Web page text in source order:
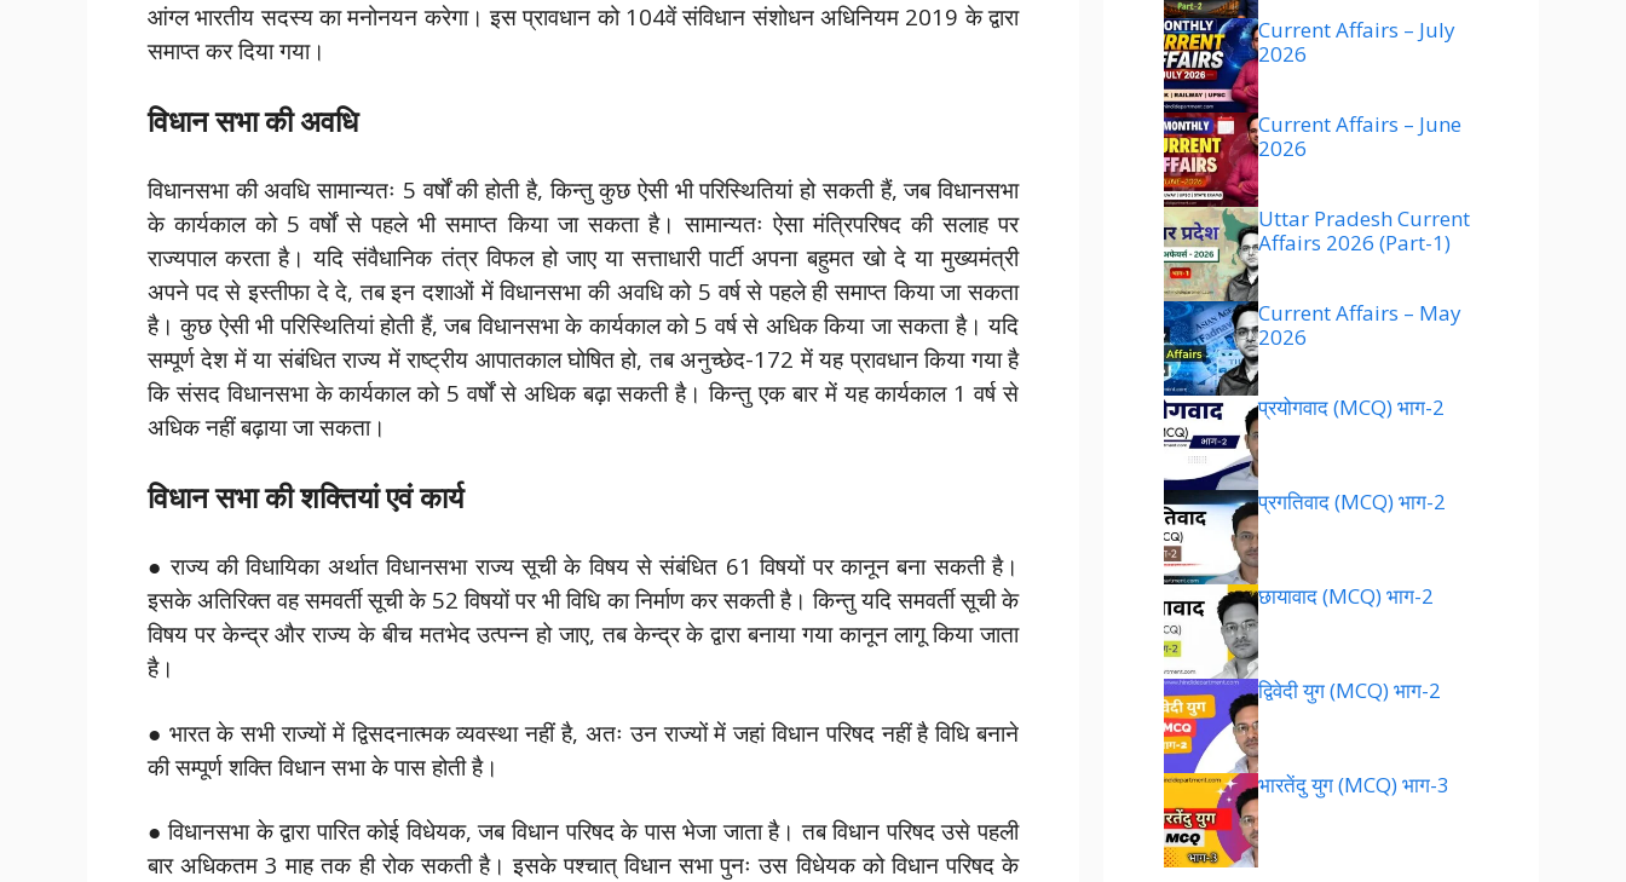
आंग्ल भारतीय सदस्य का मनोनयन करेगा। इस प्रावधान को 104वें संविधान संशोधन अधिनियम 2019 के द्वारा
समाप्त कर दिया गया।
विधान सभा की अवधि
विधानसभा की अवधि सामान्यतः 5 वर्षों की होती है, किन्तु कुछ ऐसी भी परिस्थितियां हो सकती हैं, जब विधानसभा
के कार्यकाल को 5 वर्षों से पहले भी समाप्त किया जा सकता है। सामान्यतः ऐसा मंत्रिपरिषद की सलाह पर
राज्यपाल करता है। यदि संवैधानिक तंत्र विफल हो जाए या सत्ताधारी पार्टी अपना बहुमत खो दे या मुख्यमंत्री
अपने पद से इस्तीफा दे दे, तब इन दशाओं में विधानसभा की अवधि को 5 वर्ष से पहले ही समाप्त किया जा सकता
है। कुछ ऐसी भी परिस्थितियां होती हैं, जब विधानसभा के कार्यकाल को 5 वर्ष से अधिक किया जा सकता है। यदि
सम्पूर्ण देश में या संबंधित राज्य में राष्ट्रीय आपातकाल घोषित हो, तब अनुच्छेद-172 में यह प्रावधान किया गया है
कि संसद विधानसभा के कार्यकाल को 5 वर्षों से अधिक बढ़ा सकती है। किन्तु एक बार में यह कार्यकाल 1 वर्ष से
अधिक नहीं बढ़ाया जा सकता।
विधान सभा की शक्तियां एवं कार्य
● राज्य की विधायिका अर्थात विधानसभा राज्य सूची के विषय से संबंधित 61 विषयों पर कानून बना सकती है।
इसके अतिरिक्त वह समवर्ती सूची के 52 विषयों पर भी विधि का निर्माण कर सकती है। किन्तु यदि समवर्ती सूची के
विषय पर केन्द्र और राज्य के बीच मतभेद उत्पन्न हो जाए, तब केन्द्र के द्वारा बनाया गया कानून लागू किया जाता
है।
● भारत के सभी राज्यों में द्विसदनात्मक व्यवस्था नहीं है, अतः उन राज्यों में जहां विधान परिषद नहीं है विधि बनाने
की सम्पूर्ण शक्ति विधान सभा के पास होती है।
● विधानसभा के द्वारा पारित कोई विधेयक, जब विधान परिषद के पास भेजा जाता है। तब विधान परिषद उसे पहली
बार अधिकतम 3 माह तक ही रोक सकती है। इसके पश्चात् विधान सभा पुनः उस विधेयक को विधान परिषद के
Current Affairs – July
2026
Current Affairs – June
2026
Uttar Pradesh Current
Affairs 2026 (Part-1)
Current Affairs – May
2026
प्रयोगवाद (MCQ) भाग-2
प्रगतिवाद (MCQ) भाग-2
छायावाद (MCQ) भाग-2
द्विवेदी युग (MCQ) भाग-2
भारतेंदु युग (MCQ) भाग-3